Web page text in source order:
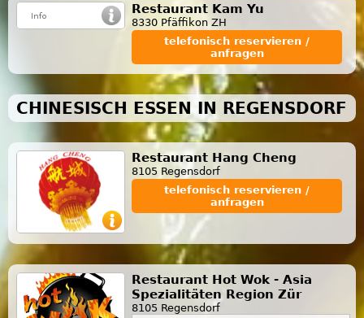
Restaurant Kam Yu
8330 Pfäffikon ZH
telefonisch reservieren /
anfragen
CHINESISCH ESSEN IN REGENSDORF
Restaurant Hang Cheng
8105 Regensdorf
telefonisch reservieren /
anfragen
Restaurant Hot Wok - Asia
Spezialitäten Region Zür
8105 Regensdorf